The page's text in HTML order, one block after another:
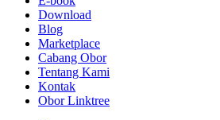
Download
Blog
Marketplace
Cabang Obor
Tentang Kami
Kontak
Obor Linktree